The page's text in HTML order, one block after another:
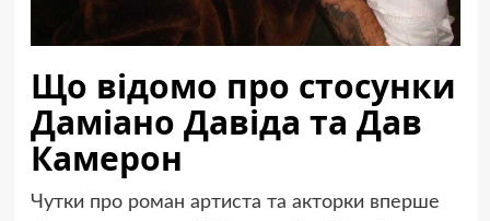
Що відомо про стосунки
Даміано Давіда та Дав
Камерон
Чутки про роман артиста та акторки вперше